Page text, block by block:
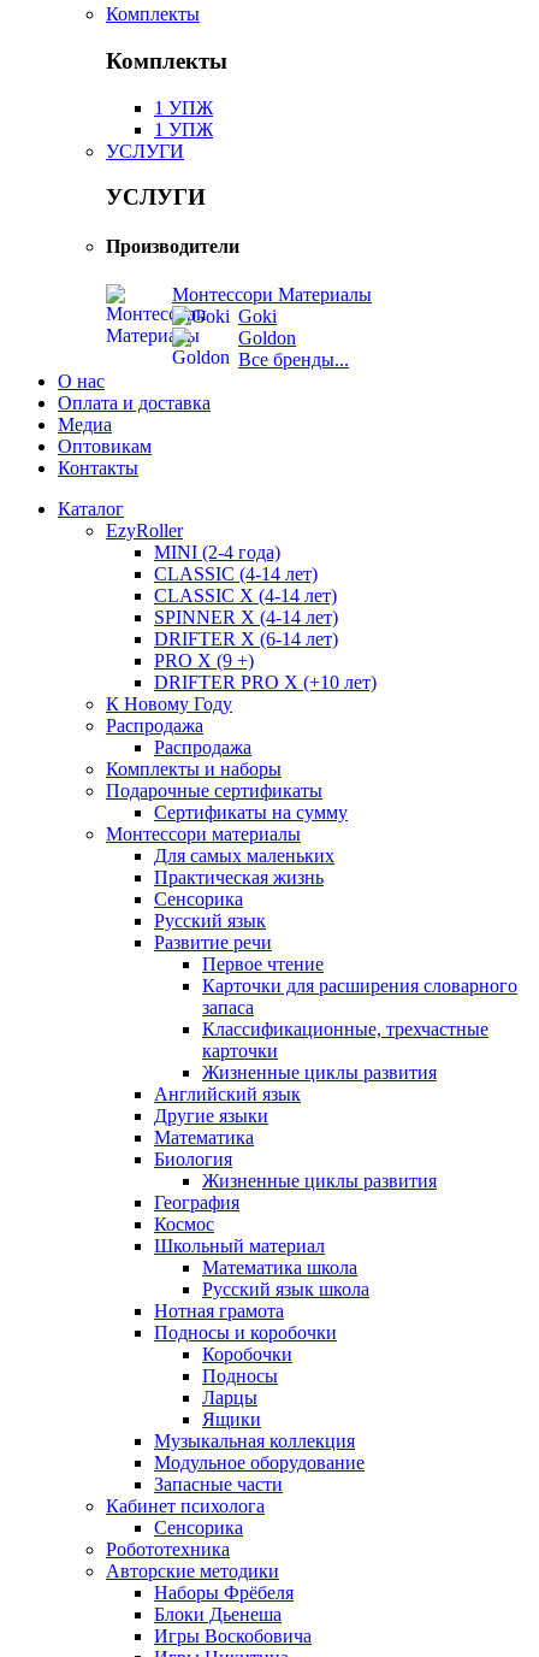
Комплекты
Комплекты
1 УПЖ
1 УПЖ
УСЛУГИ
УСЛУГИ
Производители
Монтессори Материалы
Goki
Goldon
Все бренды...
О нас
Оплата и доставка
Медиа
Оптовикам
Контакты
Каталог
EzyRoller
MINI (2-4 года)
CLASSIC (4-14 лет)
CLASSIC X (4-14 лет)
SPINNER X (4-14 лет)
DRIFTER X (6-14 лет)
PRO X (9 +)
DRIFTER PRO X (+10 лет)
К Новому Году
Распродажа
Распродажа
Комплекты и наборы
Подарочные сертификаты
Сертификаты на сумму
Монтессори материалы
Для самых маленьких
Практическая жизнь
Сенсорика
Русский язык
Развитие речи
Первое чтение
Карточки для расширения словарного
запаса
Классификационные, трехчастные
карточки
Жизненные циклы развития
Английский язык
Другие языки
Математика
Биология
Жизненные циклы развития
География
Космос
Школьный материал
Математика школа
Русский язык школа
Нотная грамота
Подносы и коробочки
Коробочки
Подносы
Ларцы
Ящики
Музыкальная коллекция
Модульное оборудование
Запасные части
Кабинет психолога
Сенсорика
Робототехника
Авторские методики
Наборы Фрёбеля
Блоки Дьенеша
Игры Воскобовича